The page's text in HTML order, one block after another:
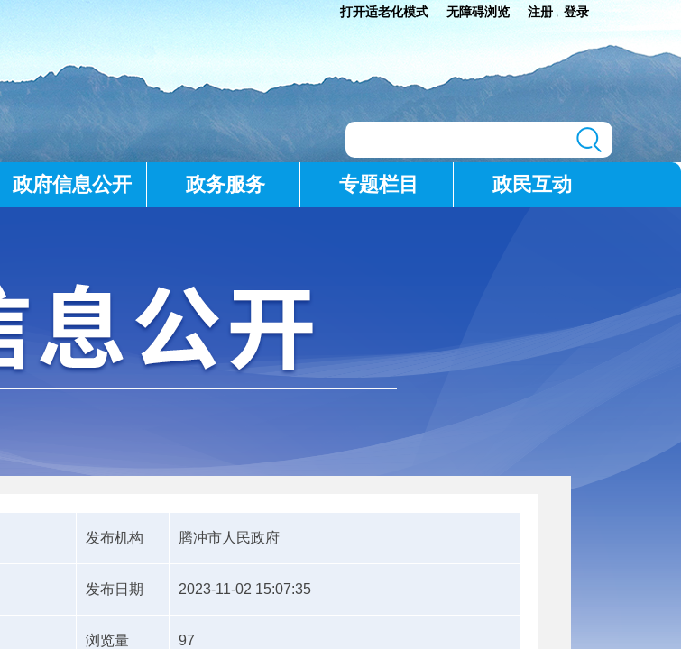
打开适老化模式 无障碍浏览 注册 登录
政府信息公开 政务服务 专题栏目 政民互动
发布机构 腾冲市人民政府
发布日期 2023-11-02 15:07:35
浏览量 97